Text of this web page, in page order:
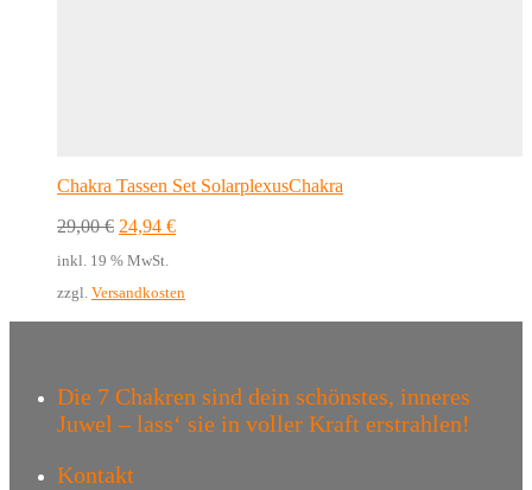
Chakra Tassen Set SolarplexusChakra
29,00€ Ursprünglicher
war:
29,00 €
24,94 €Aktueller
24,94 €.
inkl. 19 % MwSt.
zzgl. Versandkosten
Die 7 Chakren sind dein schönstes, inneres
Juwel – lass‘ sie in voller Kraft erstrahlen!
Kontakt